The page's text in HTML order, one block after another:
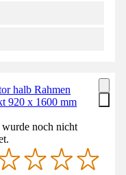
halb Rahmen
920 x 1600 mm
noch nicht